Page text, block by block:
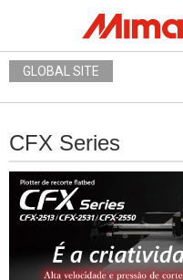
GLOBAL SITE
CFX Series